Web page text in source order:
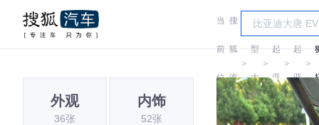
当
前
位
置:
搜
狐
汽
车
＞
车
型
大
全
＞
起
亚
＞
起
亚
＞
外观
36张
内饰
52张